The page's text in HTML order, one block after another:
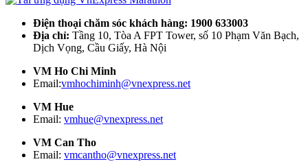
Điện thoại chăm sóc khách hàng: 1900 633003
Địa chỉ: Tầng 10, Tòa A FPT Tower, số 10 Phạm Văn Bạch,
Dịch Vọng, Cầu Giấy, Hà Nội
VM Ho Chi Minh
Email:vmhochiminh@vnexpress.net
VM Hue
Email: vmhue@vnexpress.net
VM Can Tho
Email: vmcantho@vnexpress.net